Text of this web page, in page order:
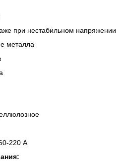
при нестабильном напряжении
металла
220 А